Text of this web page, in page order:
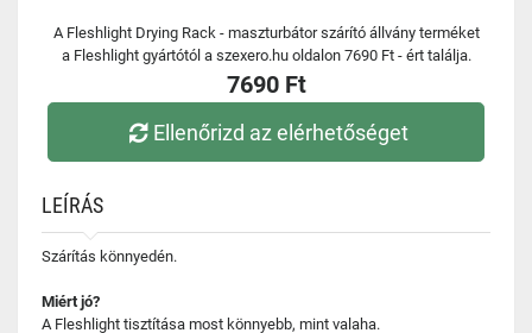
A Fleshlight Drying Rack - maszturbátor szárító állvány terméket
a Fleshlight gyártótól a szexero.hu oldalon 7690 Ft - ért találja.
7690 Ft
Ellenőrizd az elérhetőséget
LEÍRÁS
Szárítás könnyedén.
Miért jó?
A Fleshlight tisztítása most könnyebb, mint valaha.